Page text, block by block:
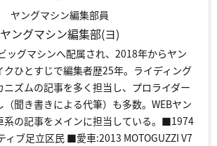
ヤングマシン編集部員
ヤングマシン編集部(ヨ)
ッグマシンへ配属され、2018年からヤン
クひとすじで編集者歴25年。ライディング
ニズムの記事を多く担当し、プロライダー
聞き書きによる代筆）も多数。WEBヤン
系の記事をメインに担当している。■1974
ブ足立区民 ■愛車:2013 MOTOGUZZI V7